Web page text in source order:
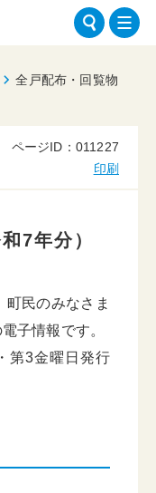
全戸配布・回覧物
ページID：011227
印刷
7年分）
民のみなさま
子情報です。
第3金曜日発行